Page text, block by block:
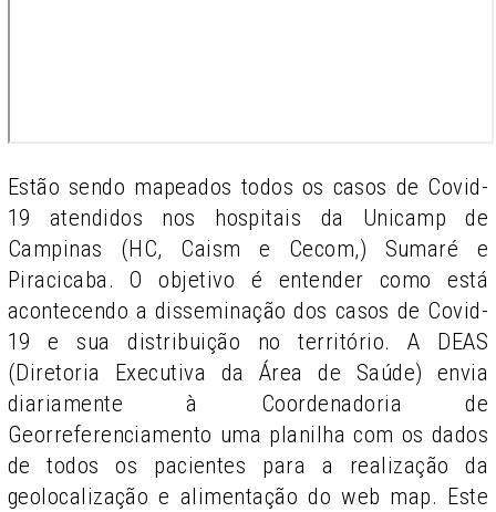
Estão sendo mapeados todos os casos de Covid-
19 atendidos nos hospitais da Unicamp de
Campinas (HC, Caism e Cecom,) Sumaré e
Piracicaba. O objetivo é entender como está
acontecendo a disseminação dos casos de Covid-
19 e sua distribuição no território. A DEAS
(Diretoria Executiva da Área de Saúde) envia
diariamente à Coordenadoria de
Georreferenciamento uma planilha com os dados
de todos os pacientes para a realização da
geolocalização e alimentação do web map. Este